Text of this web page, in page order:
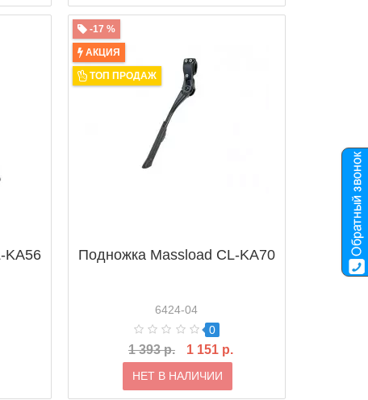
KA56
-17 %
АКЦИЯ
ТОП ПРОДАЖ
Подножка Massload CL-KA70
6424-04
0
1 393 р. 1 151 р.
НЕТ В НАЛИЧИИ